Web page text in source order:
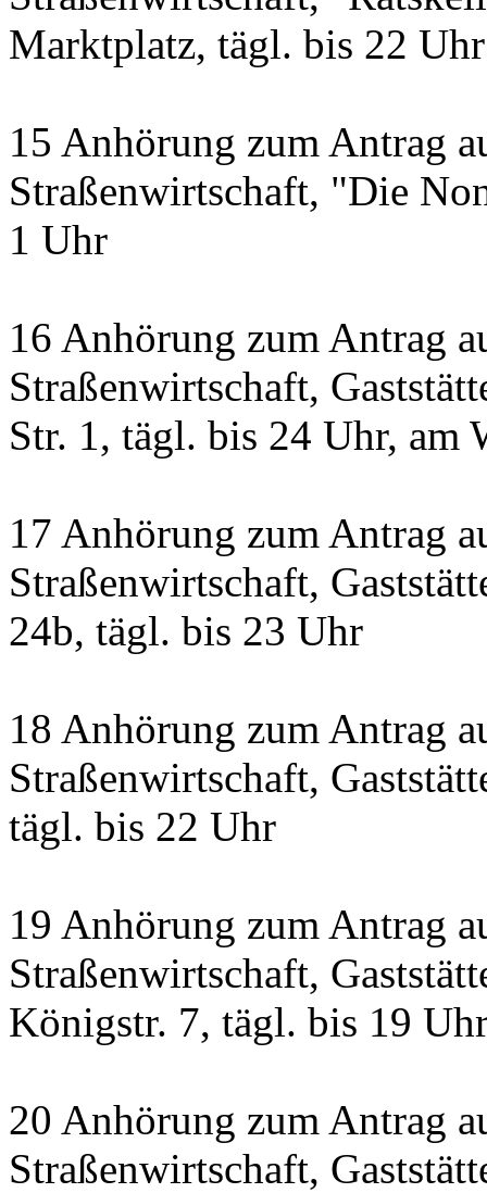
Marktplatz, tägl. bis 22 Uhr
15 Anhörung zum Antrag
Straßenwirtschaft, "Die
1 Uhr
16 Anhörung zum Antrag
Straßenwirtschaft,
Str. 1, tägl. bis 24 Uhr, am
17 Anhörung zum Antrag
Straßenwirtschaft,
24b, tägl. bis 23 Uhr
18 Anhörung zum Antrag
Straßenwirtschaft,
tägl. bis 22 Uhr
19 Anhörung zum Antrag
Straßenwirtschaft,
Königstr. 7, tägl. bis 19
20 Anhörung zum Antrag
Straßenwirtschaft,